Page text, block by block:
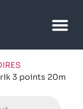
3 points 20m